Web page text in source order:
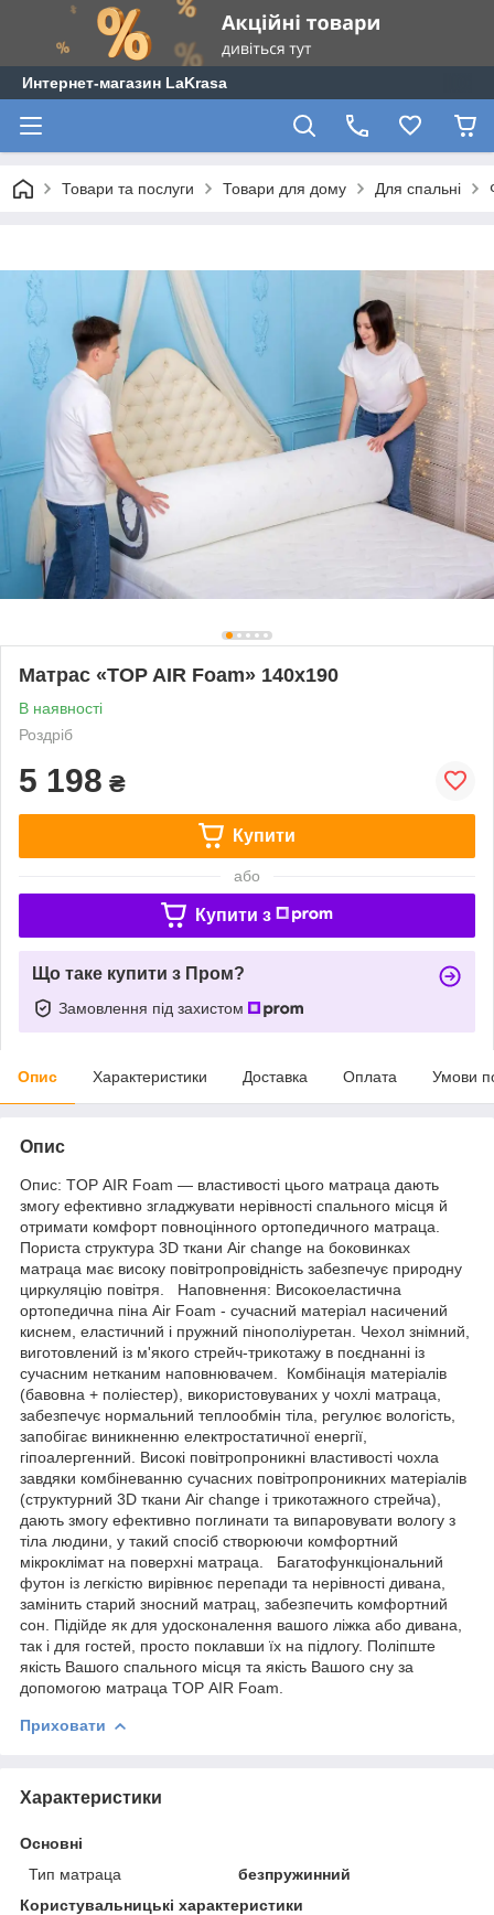
Интернет-магазин LaKrasa
Товари та послуги Товари для дому Для спальні
Матрас «TOP AIR Foam» 140x190
В наявності
Роздріб
5 198 ₴
Купити
або
Купити з
Що таке купити з Пром?
Замовлення під захистом
Опис Характеристики Доставка Оплата Умови
Опис
Опис: TOP AIR Foam — властивості цього матраца дають
змогу ефективно згладжувати нерівності спального місця й
отримати комфорт повноцінного ортопедичного матраца.
Пориста структура 3D ткани Air change на боковинках
матраца має високу повітропровідність забезпечує природну
циркуляцію повітря. Наповнення: Високоеластична
ортопедична піна Air Foam - сучасний матеріал насичений
киснем, еластичний і пружний пінополіуретан. Чехол знімний,
виготовлений із м'якого стрейч-трикотажу в поєднанні із
сучасним нетканим наповнювачем. Комбінація матеріалів
(бавовна + поліестер), використовуваних у чохлі матраца,
забезпечує нормальний теплообмін тіла, регулює вологість,
запобігає виникненню електростатичної енергії,
гіпоалергенний. Високі повітропроникні властивості чохла
завдяки комбіневанню сучасних повітропроникних матеріалів
(структурний 3D ткани Air change і трикотажного стрейча),
дають змогу ефективно поглинати та випаровувати вологу з
тіла людини, у такий спосіб створюючи комфортний
мікроклімат на поверхні матраца. Багатофункціональний
футон із легкістю вирівнює перепади та нерівності дивана,
замінить старий зносний матрац, забезпечить комфортний
сон. Підійде як для удосконалення вашого ліжка або дивана,
так і для гостей, просто поклавши їх на підлогу. Поліпште
якість Вашого спального місця та якість Вашого сну за
допомогою матраца TOP AIR Foam.
Приховати
Характеристики
Основні
Тип матраца
безпружинний
Користувальницькі характеристики